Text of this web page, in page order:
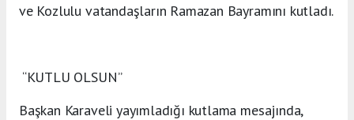
ve Kozlulu vatandaşların Ramazan Bayramını kutladı.
“KUTLU OLSUN”
Başkan Karaveli yayımladığı kutlama mesajında,